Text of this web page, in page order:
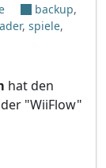
backup,
, spiele,
hat den
"WiiFlow"